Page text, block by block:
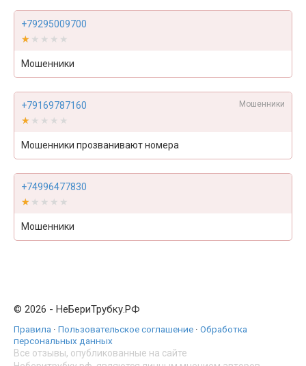
+79295009700
★★★★★
★★★★★
Мошенники
+79169787160 Мошенники
★★★★★
★★★★★
Мошенники прозванивают номера
+74996477830
★★★★★
★★★★★
Мошенники
© 2026 - НеБериТрубку.РФ
Правила · Пользовательское соглашение · Обработка
персональных данных
Все отзывы, опубликованные на сайте